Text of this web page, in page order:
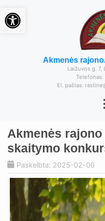
Akmenės rajono
Laižuvos g. 7,
Telefonas:
El. paštas:
Akmenės
skaitymo
Paskelbta: 2025-02-06
Open toolbar